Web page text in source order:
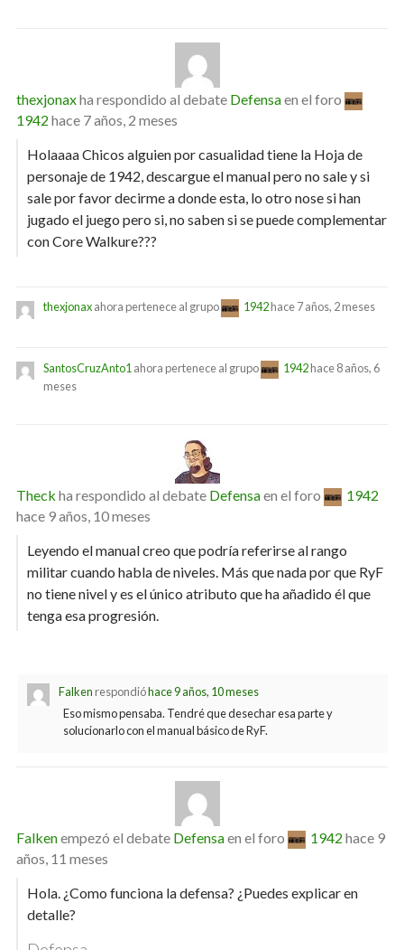
thexjonaxha respondido al debate Defensaen el foro
1942 hace 7 años, 2 meses
Holaaaa Chicos alguien por casualidad tiene la Hoja de
personaje de 1942, descargue el manual pero no sale y si
sale por favor decirme a donde esta, lo otro nose si han
jugado el juego pero si, no saben si se puede complementar
con Core Walkure???
thexjonaxahora pertenece al grupo 1942hace 7 años, 2 meses
SantosCruzAnto1 ahora pertenece al grupo 1942hace 8 años, 6
meses
Theck ha respondido al debate Defensaen el foro
1942
hace 9 años, 10 meses
Leyendo el manual creo que podría referirse al rango
militar cuando habla de niveles. Más que nada por que RyF
no tiene nivel y es el único atributo que ha añadido él que
tenga esa progresión.
Falken respondióhace 9 años, 10 meses
Eso mismo pensaba. Tendré que desechar esa parte y
solucionarlo con el manual básico de RyF.
Falkenempezó el debate Defensaen el foro 1942 hace 9
años, 11 meses
Hola. ¿Como funciona la defensa? ¿Puedes explicar en
detalle?